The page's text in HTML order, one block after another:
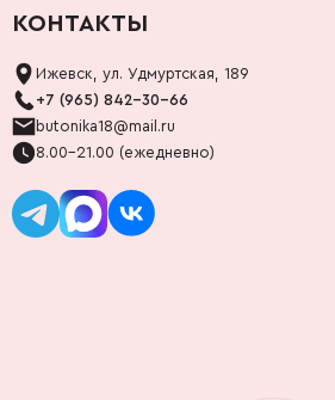
КОНТАКТЫ
Ижевск, ул. Удмуртская, 189
+7 (965) 842-30-66
butonika18@mail.ru
8.00-21.00 (ежедневно)